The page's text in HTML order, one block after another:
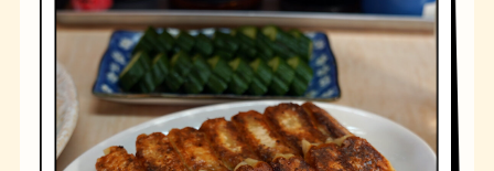
ナポリタン